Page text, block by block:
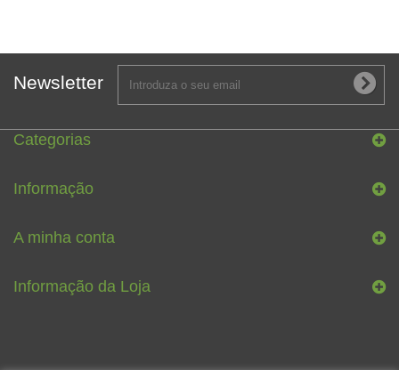
Newsletter
Categorias
Informação
A minha conta
Informação da Loja